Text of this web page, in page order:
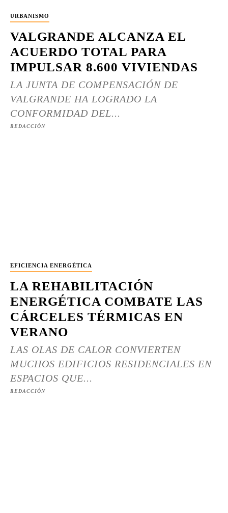
URBANISMO
VALGRANDE ALCANZA EL
ACUERDO TOTAL PARA
IMPULSAR 8.600 VIVIENDAS
LA JUNTA DE COMPENSACIÓN DE
VALGRANDE HA LOGRADO LA
CONFORMIDAD DEL...
REDACCIÓN
EFICIENCIA ENERGÉTICA
LA REHABILITACIÓN
ENERGÉTICA COMBATE LAS
CÁRCELES TÉRMICAS EN
VERANO
LAS OLAS DE CALOR CONVIERTEN
MUCHOS EDIFICIOS RESIDENCIALES EN
ESPACIOS QUE...
REDACCIÓN